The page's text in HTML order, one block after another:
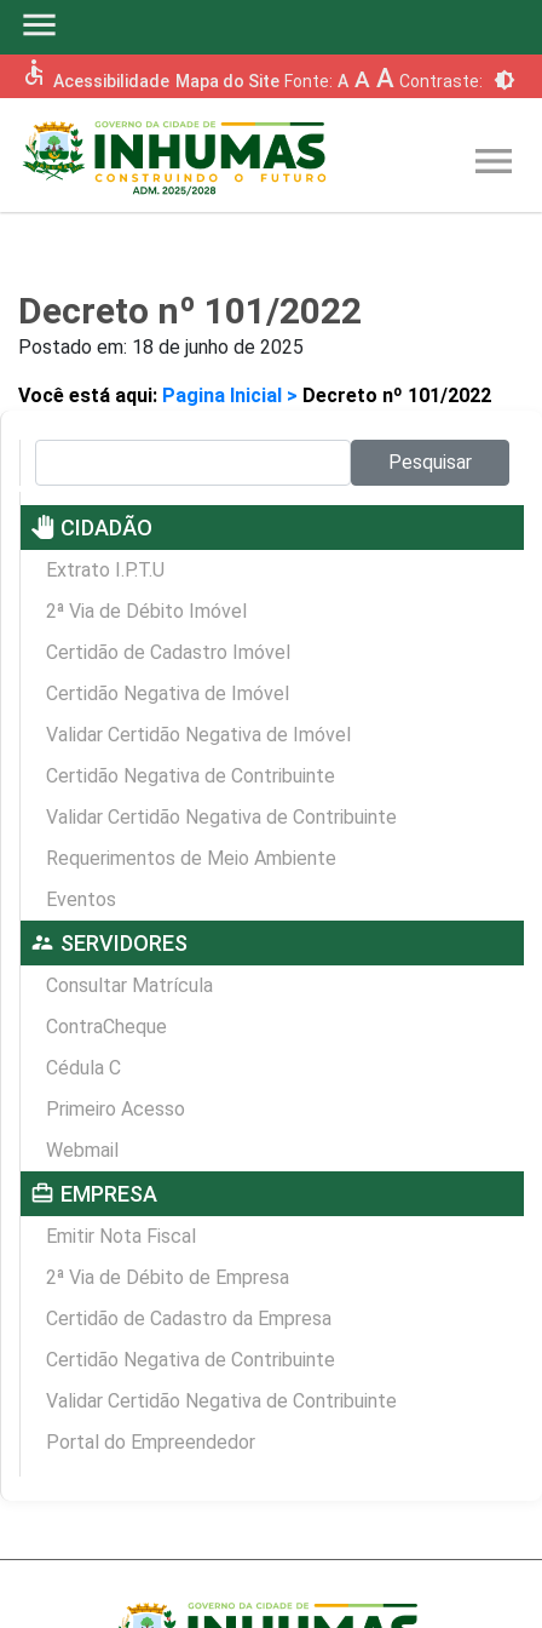
menu
accessible Acessibilidade Mapa do Site Fonte: A A A Contraste: brightness_6
menu
Decreto nº 101/2022
Postado em: 18 de junho de 2025
Você está aqui: Pagina Inicial > Decreto nº 101/2022
Pesquisar
pan_tool CIDADÃO
Extrato I.P.T.U
2ª Via de Débito Imóvel
Certidão de Cadastro Imóvel
Certidão Negativa de Imóvel
Validar Certidão Negativa de Imóvel
Certidão Negativa de Contribuinte
Validar Certidão Negativa de Contribuinte
Requerimentos de Meio Ambiente
Eventos
supervisor_account SERVIDORES
Consultar Matrícula
ContraCheque
Cédula C
Primeiro Acesso
Webmail
card_travel EMPRESA
Emitir Nota Fiscal
2ª Via de Débito de Empresa
Certidão de Cadastro da Empresa
Certidão Negativa de Contribuinte
Validar Certidão Negativa de Contribuinte
Portal do Empreendedor